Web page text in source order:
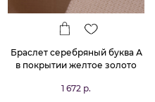
Браслет серебряный буква А
в покрытии желтое золото
1 672 р.